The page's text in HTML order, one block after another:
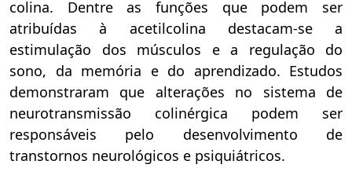
colina. Dentre as funções que podem ser
atribuídas à acetilcolina destacam-se a
estimulação dos músculos e a regulação do
sono, da memória e do aprendizado. Estudos
demonstraram que alterações no sistema de
neurotransmissão colinérgica podem ser
responsáveis pelo desenvolvimento de
transtornos neurológicos e psiquiátricos.